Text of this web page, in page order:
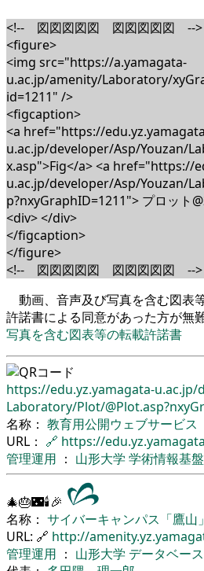
<!-- 図図図図図 図図図図図 -->
<figure>
<img src="https://a.yamagata-
u.ac.jp/amenity/Laboratory/
id=1211" />
<figcaption>
<a href="https://
u.ac.jp/developer/Asp/Youzan/
x.asp">Fig</a> <a href="https://
u.ac.jp/developer/Asp/Youzan/
p?nxyGraphID=1211"> プロット
<div> </div>
</figcaption>
</figure>
<!-- 図図図図図 図図図図図 -->
動画、音声及び写真を含む図表
許諾書による同意があった方が無
写真を含む図表等の転載許諾書
https://edu.yz.yamagata-u.ac.jp/
Laboratory/Plot/
名称： 教育用公開ウェブサービス
URL： 🔗 https://
管理運用 ： 山形大学 学術情報基
🎄🎂🌃🕯🎉
名称： サイバーキャンパス「鷹山」
URL: 🔗 http://
管理運用 ： 山形大学 データベー